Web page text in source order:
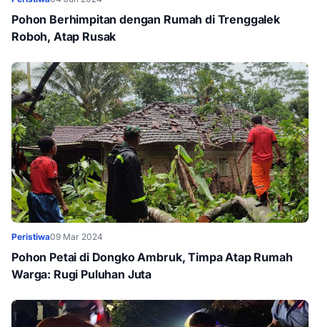
Pohon Berhimpitan dengan Rumah di Trenggalek
Roboh, Atap Rusak
Peristiwa09 Mar 2024
Pohon Petai di Dongko Ambruk, Timpa Atap Rumah
Warga: Rugi Puluhan Juta